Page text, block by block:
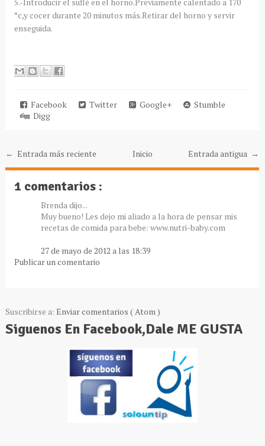
°c,y cocer durante 20 minutos más.Retirar del horno y servir
enseguida.
Facebook Twitter Google+
Stumble
Digg
← Entrada más reciente Entrada antigua →
Inicio
1 comentarios :
Brenda dijo...
Muy bueno! Les dejo mi aliado a la hora de pensar mis
recetas de comida para bebe: www.nutri-baby.com
27 de mayo de 2012 a las 18:39
Publicar un comentario
Suscribirse a: Enviar comentarios ( Atom )
Siguenos En Facebook,Dale ME GUSTA